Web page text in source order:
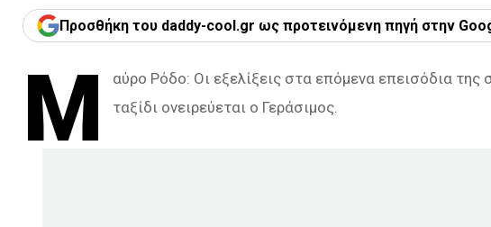
Προσθήκη του daddy-cool.gr ως προτεινόμενη πηγή στην
Μ
αύρο Ρόδο: Οι εξελίξεις στα επόμενα επεισόδια της
ταξίδι ονειρεύεται ο Γεράσιμος.